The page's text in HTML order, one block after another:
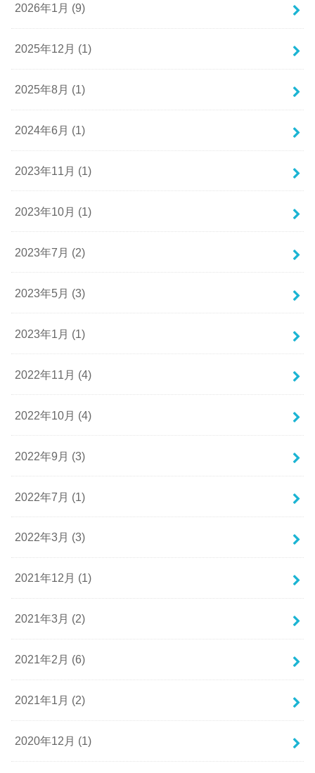
2026年1月 (9)
2025年12月 (1)
2025年8月 (1)
2024年6月 (1)
2023年11月 (1)
2023年10月 (1)
2023年7月 (2)
2023年5月 (3)
2023年1月 (1)
2022年11月 (4)
2022年10月 (4)
2022年9月 (3)
2022年7月 (1)
2022年3月 (3)
2021年12月 (1)
2021年3月 (2)
2021年2月 (6)
2021年1月 (2)
2020年12月 (1)